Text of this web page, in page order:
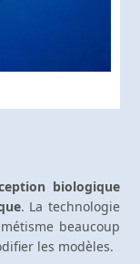
biologique
. La technologie
beaucoup
les modèles.